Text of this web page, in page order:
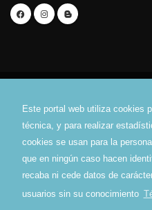
Este portal web utiliza cookies
técnica, y para realizar
cookies se usan para la
que en ningún caso hacen
recaba ni cede datos de
usuarios sin su conocimiento
Contacto
Política de envíos
Política